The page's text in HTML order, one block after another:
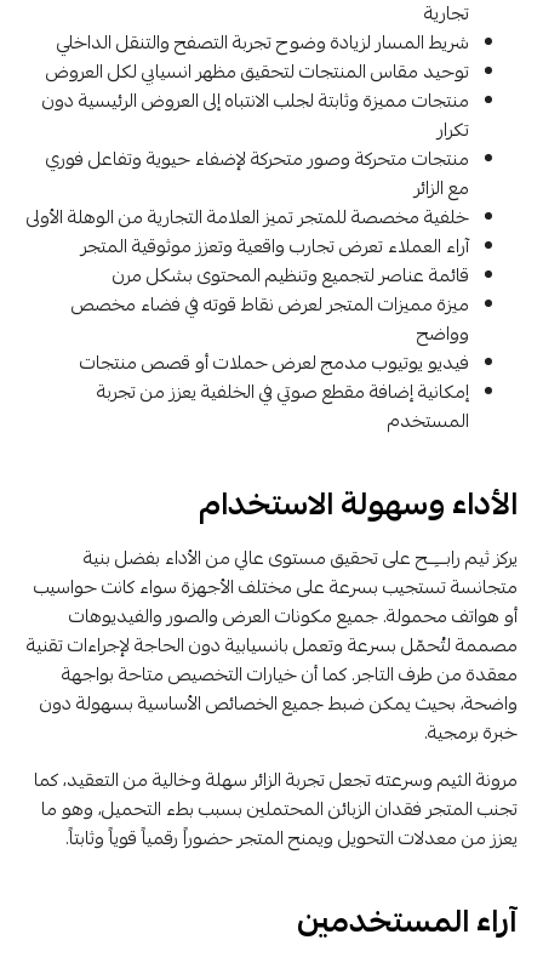
تجارية
شريط المسار لزيادة وضوح تجربة التصفح والتنقل الداخلي
توحيد مقاس المنتجات لتحقيق مظهر انسيابي لكل العروض
منتجات مميزة وثابتة لجلب الانتباه إلى العروض الرئيسية دون
تكرار
منتجات متحركة وصور متحركة لإضفاء حيوية وتفاعل فوري
مع الزائر
خلفية مخصصة للمتجر تميز العلامة التجارية من الوهلة الأولى
آراء العملاء تعرض تجارب واقعية وتعزز موثوقية المتجر
قائمة عناصر لتجميع وتنظيم المحتوى بشكل مرن
ميزة مميزات المتجر لعرض نقاط قوته في فضاء مخصص
وواضح
فيديو يوتيوب مدمج لعرض حملات أو قصص منتجات
إمكانية إضافة مقطع صوتي في الخلفية يعزز من تجربة
المستخدم
الأداء وسهولة الاستخدام
يركز ثيم رابـــِــح على تحقيق مستوى عالي من الأداء بفضل بنية
متجانسة تستجيب بسرعة على مختلف الأجهزة سواء كانت حواسيب
أو هواتف محمولة. جميع مكونات العرض والصور والفيديوهات
مصممة لتُحمّل بسرعة وتعمل بانسيابية دون الحاجة لإجراءات تقنية
معقدة من طرف التاجر. كما أن خيارات التخصيص متاحة بواجهة
واضحة، بحيث يمكن ضبط جميع الخصائص الأساسية بسهولة دون
خبرة برمجية.
مرونة الثيم وسرعته تجعل تجربة الزائر سهلة وخالية من التعقيد، كما
تجنب المتجر فقدان الزبائن المحتملين بسبب بطء التحميل، وهو ما
يعزز من معدلات التحويل ويمنح المتجر حضوراً رقمياً قوياً وثابتاً.
آراء المستخدمين